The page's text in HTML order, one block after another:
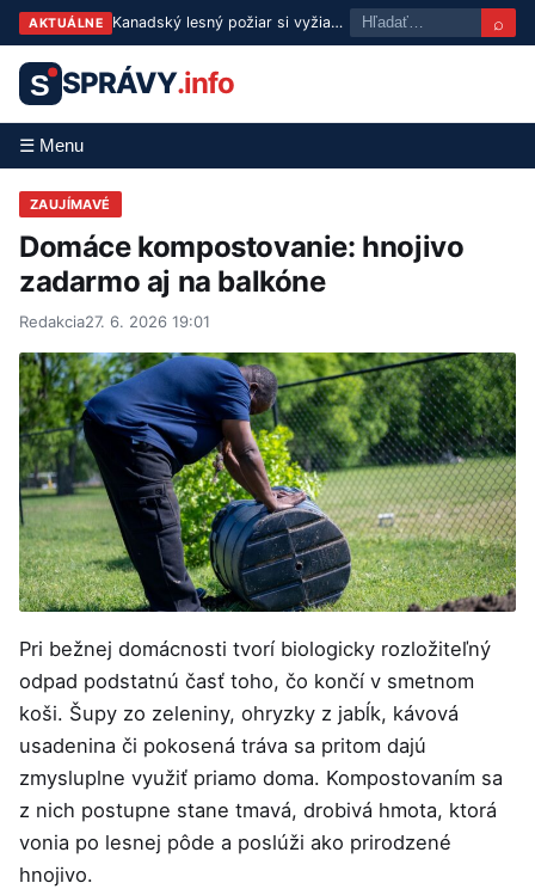
AKTUÁLNE Kanadský lesný požiar si vyžiadal prvú obeť: Žena (80) zahynula pri úteku pred plameňmi ⌕
S SPRÁVY.info
☰ Menu
ZAUJÍMAVÉ
Domáce kompostovanie: hnojivo
zadarmo aj na balkóne
Redakcia27. 6. 2026 19:01
Pri bežnej domácnosti tvorí biologicky rozložiteľný
odpad podstatnú časť toho, čo končí v smetnom
koši. Šupy zo zeleniny, ohryzky z jabĺk, kávová
usadenina či pokosená tráva sa pritom dajú
zmysluplne využiť priamo doma. Kompostovaním sa
z nich postupne stane tmavá, drobivá hmota, ktorá
vonia po lesnej pôde a poslúži ako prirodzené
hnojivo.